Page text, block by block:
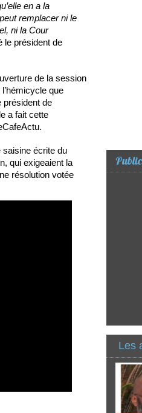
en a la
remplacer ni le
ni la Cour
le président de
de la session
que
président de
a fait cette
saisine écrite du
qui exigeaient la
résolution votée
Les